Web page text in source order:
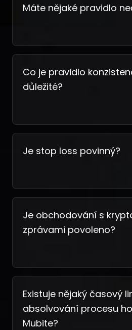
Máte nějaké pravidlo
Co je pravidlo
důležité?
Je stop loss povinný?
Je obchodování s
zprávami povoleno?
Existuje nějaký časový
absolvování procesu
Mubite?